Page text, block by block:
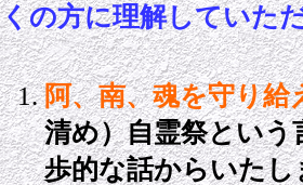
くの方に理解していた
阿、南、魂を守り給
清め）自霊祭とい
歩的な話からいた